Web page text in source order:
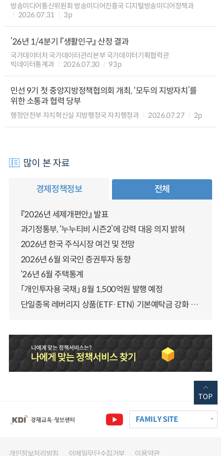
방송미디어통신위원회 방송미디어진흥국 디지털방송미디어정책과
2026.07.31
3p
’26년 1/4분기 『생활인구』 산정 결과
국가데이터처 국가데이터관리본부 국가데이터기획협력관
빅데이터통계과
2026.07.30 93p
민선 9기 첫 중앙지방정책협의회 개최, ‘모두의 지방자치’를
위한 소통과 협력 당부
행정안전부 자치혁신실 지방행정국 자치행정과 2026.07.27 2p
많이 본 자료
경제정책정보 전체
『2026년 세제개편안』 발표
과기정통부, ‘누누티비 시즌2’에 강력 대응 의지 밝혀
2026년 한국 주식시장 여건 및 전망
2026년 6월 외국인 증권투자 동향
‘26년 6월 주택통계
「개인투자용 국채」 8월 1,500억원 발행 예정
단일종목 레버리지 상품(ETF·ETN) 기본예탁금 강화 조기시행 방안 안내
FAMILY SITE
개인정보처리방침 이메일무단수집거부 이용약관
TOP